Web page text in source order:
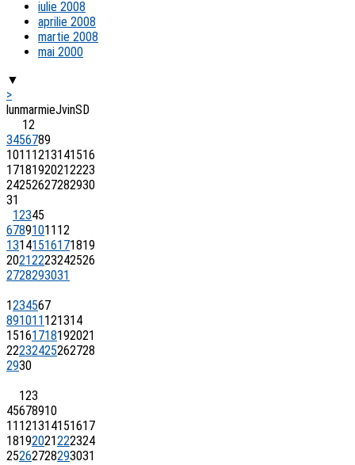
iulie 2008
aprilie 2008
martie 2008
mai 2000
▼
>
lunmarmieJvinS D
12
3456789
1011 1213141516
17181920212223
24252627282930
31
12345
67891011 12
13141516171819
20212223242526
2728293031
1234567
891011 121314
15161718192021
22232425262728
2930
123
45678910
11 121314151617
18192021222324
25262728293031